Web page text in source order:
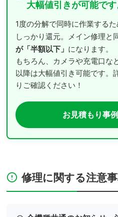
大幅値引きが可能です
1度の分解で同時に作業する
しっかり還元。メイン修理と
が「半額以下」 になります。
もちろん、カメラや充電口な
以降は大幅値引き可能です。
りご確認ください！
お見積もり事
修理に関する注意